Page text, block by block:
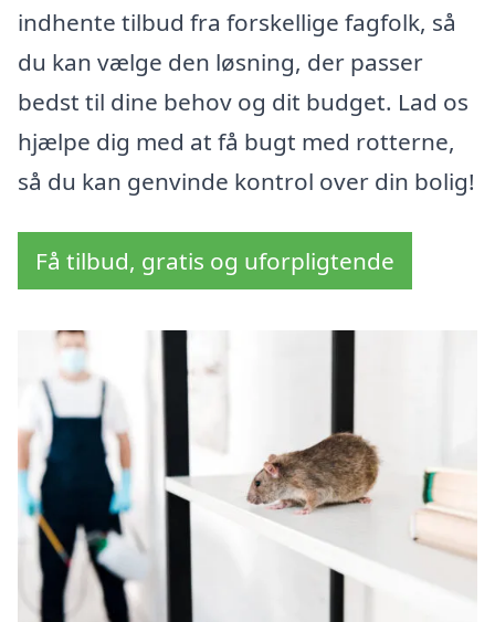
indhente tilbud fra forskellige fagfolk, så
du kan vælge den løsning, der passer
bedst til dine behov og dit budget. Lad os
hjælpe dig med at få bugt med rotterne,
så du kan genvinde kontrol over din bolig!
Få tilbud, gratis og uforpligtende